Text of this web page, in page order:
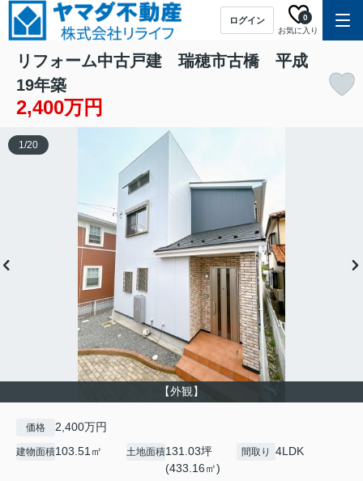
ログイン
お気に入り
0
リフォーム中古戸建 瑞穂市古橋 平成
19年築
2,400万円
【外観】
1/20
価格 2,400万円
建物面積103.51㎡ 土地面積131.03坪
(433.16㎡)
間取り 4LDK